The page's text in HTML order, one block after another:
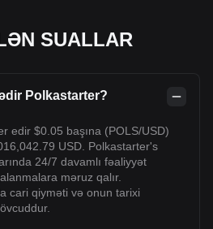
SUALLAR
Polkastarter?
edir $0.05 başına (POLS/USD)
USD. Polkastarter's
24/7 davamlı fəaliyyət
məruz qalır.
cari qiyməti və onun tarixi